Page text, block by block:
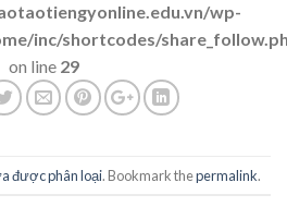
wp-
inc/shortcodes/
on line 29
được phân loại. Bookmark thepermalink.